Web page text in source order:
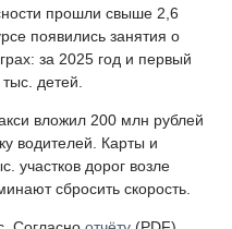
прошли свыше 2,6
появились занятия о
за 2025 год и первый
детей.
вложил 200 млн рублей
водителей. Карты и
участков дорог возле
сбросить скорость.